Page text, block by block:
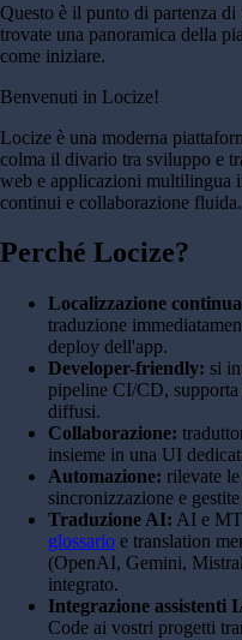
Questo è il punto di partenza
trovate una panoramica della
come iniziare.
Benvenuti in Locize!
Locize è una moderna
colma il divario tra sviluppo e
web e applicazioni multilingua
continui e collaborazione fluida.
Perché Locize?
Localizzazione
traduzione
deploy dell'app.
Developer-friendly: si
pipeline CI/CD,
diffusi.
Collaborazione:
insieme in una UI
Automazione: rilevate
sincronizzazione e
Traduzione AI: AI e
glossario e translation
(OpenAI, Gemini,
integrato.
Integrazione assistenti
Code ai vostri progetti